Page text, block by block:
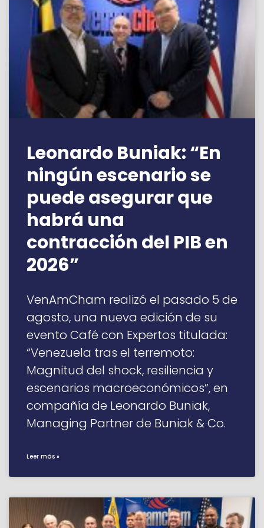
Leonardo Buniak: “En
ningún escenario se
puede asegurar que
habrá una
contracción del PIB en
2026”
VenAmCham realizó el pasado 5 de
agosto, una nueva edición de su
evento Café con Expertos titulada:
“Venezuela tras el terremoto:
Magnitud del shock, resiliencia y
escenarios macroeconómicos”, en
compañía de Leonardo Buniak,
Managing Partner de Buniak & Co.
Leer más »